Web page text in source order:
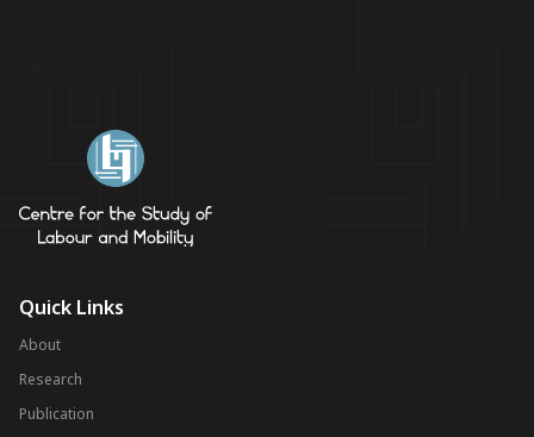
Quick Links
About
Research
Publication